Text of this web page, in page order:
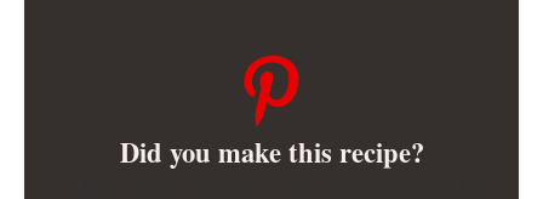
Did you make this recipe?